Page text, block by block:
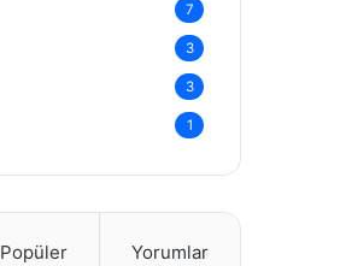
7
3
3
1
Popüler Yorumlar